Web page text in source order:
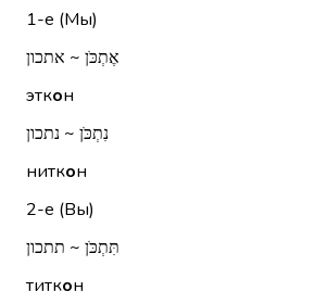
1-е (Мы)
אֶתְכֹּן ~ אתכון
эткон
נִתְכֹּן ~ נתכון
ниткон
2-е (Вы)
תִּתְכֹּן ~ תתכון
титкон